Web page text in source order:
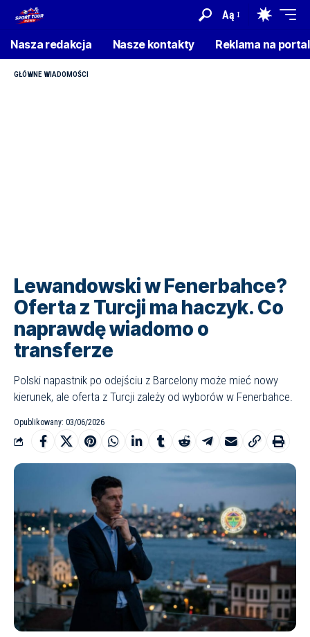
Aą
Nasza redakcja Nasze kontakty Reklama na
GŁÓWNE WIADOMOŚCI
Lewandowski w Fenerbahce?
Oferta z Turcji ma haczyk. Co
naprawdę wiadomo o
transferze
Polski napastnik po odejściu z Barcelony może mieć nowy
kierunek, ale oferta z Turcji zależy od wyborów w Fenerbahce.
Opublikowany: 03/06/2026